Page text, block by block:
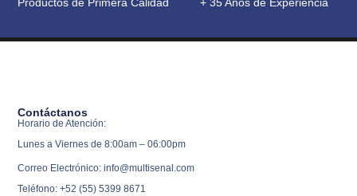
Productos de Primera Calidad + 35 Años de Experiencia
Contáctanos
Horario de Atención:
Lunes a Viernes de 8:00am – 06:00pm
Correo Electrónico: info@multisenal.com
Teléfono: +52 (55) 5399 8671